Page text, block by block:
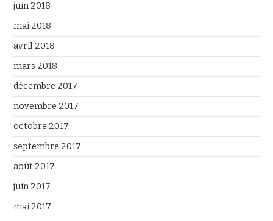
juin 2018
mai 2018
avril 2018
mars 2018
décembre 2017
novembre 2017
octobre 2017
septembre 2017
août 2017
juin 2017
mai 2017